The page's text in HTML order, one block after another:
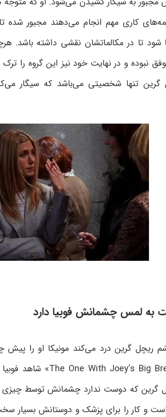
کاری مهم انجام می‌دهند مجبور شده
تا در مکالماتشان نقشی داشته باشد.
نبوده و در نهایت خود نیز این گروه را
گرین تنها شخصیتی می‌باشد که سیگار
به لمس چشمانش فوبیا دارد
ریچل گرین درد می‌کند مونیکا او را
«The One With Joey’s Bigشاهد
گرین که دوست ندارد چشمانش توسط چیزی
و کار را برای پزشک و دوستانش بسیار